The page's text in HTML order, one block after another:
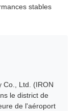
stables
Co., Ltd. (IRON
le district de
de l'aéroport